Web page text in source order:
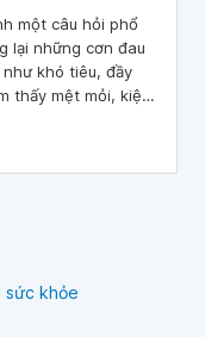
một câu hỏi phổ
lại những cơn đau
khó tiêu, đầy
thấy mệt mỏi, kiệt
uống hàng ngày.
dày.
sức khỏe